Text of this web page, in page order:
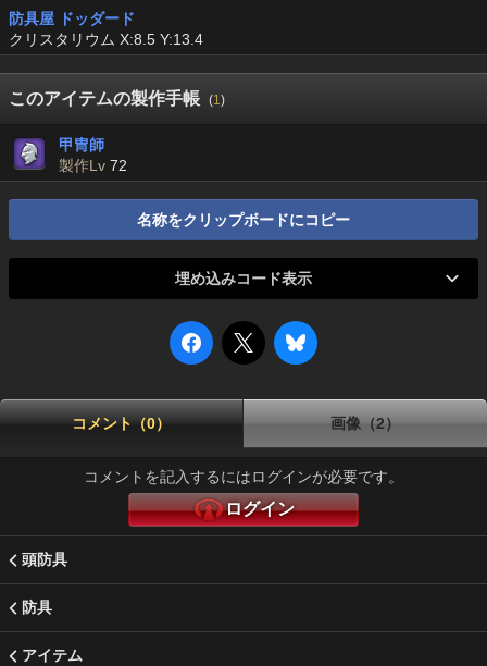
防具屋 ドッダード
クリスタリウム X:8.5 Y:13.4
このアイテムの製作手帳 (1)
甲冑師
製作Lv 72
名称をクリップボードにコピー
埋め込みコード表示
コメント（0） 画像（2）
コメントを記入するにはログインが必要です。
ログイン
頭防具
防具
アイテム